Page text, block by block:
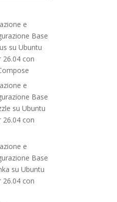
e
Base
su Ubuntu
26.04 con
e
Base
su Ubuntu
26.04 con
e
Base
su Ubuntu
26.04 con